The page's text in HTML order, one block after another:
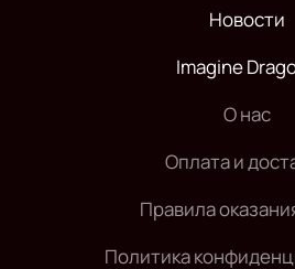
Новости
Imagine
О нас
Оплата и
Правила
Политика